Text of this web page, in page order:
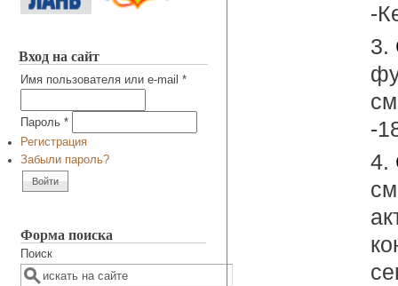
Вход на сайт
Имя пользователя или e-mail *
Пароль *
Регистрация
Забыли пароль?
Форма поиска
Поиск
-
3.
-
4.